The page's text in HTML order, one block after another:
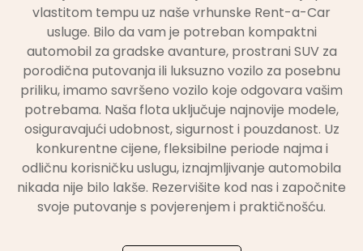
vlastitom tempu uz naše vrhunske Rent-a-Car
usluge. Bilo da vam je potreban kompaktni
automobil za gradske avanture, prostrani SUV za
porodična putovanja ili luksuzno vozilo za posebnu
priliku, imamo savršeno vozilo koje odgovara vašim
potrebama. Naša flota uključuje najnovije modele,
osiguravajući udobnost, sigurnost i pouzdanost. Uz
konkurentne cijene, fleksibilne periode najma i
odličnu korisničku uslugu, iznajmljivanje automobila
nikada nije bilo lakše. Rezervišite kod nas i započnite
svoje putovanje s povjerenjem i praktičnošću.